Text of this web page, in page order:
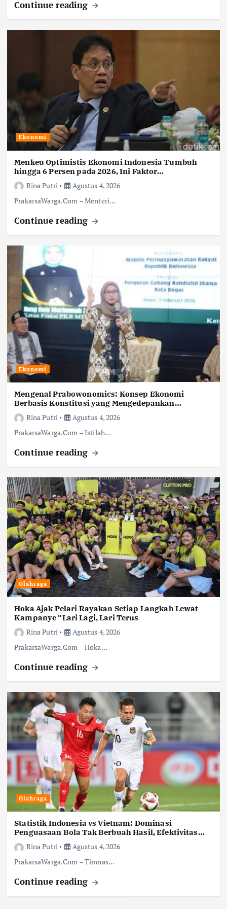
Continue reading
Ekonomi
Menkeu Optimistis Ekonomi Indonesia Tumbuh
hingga 6 Persen pada 2026, Ini Faktor
Pendorongnya
Rina Putri
Agustus 4, 2026
PrakarsaWarga.Com – Menteri…
Continue reading
Ekonomi
Mengenal Prabowonomics: Konsep Ekonomi
Berbasis Konstitusi yang Mengedepankan
Kesejahteraan Rakyat
Rina Putri
Agustus 4, 2026
PrakarsaWarga.Com – Istilah…
Continue reading
Olahraga
Hoka Ajak Pelari Rayakan Setiap Langkah Lewat
Kampanye “Lari Lagi, Lari Terus
Rina Putri
Agustus 4, 2026
PrakarsaWarga.Com – Hoka…
Continue reading
Olahraga
Statistik Indonesia vs Vietnam: Dominasi
Penguasaan Bola Tak Berbuah Hasil, Efektivitas
Vietnam Jadi Penentu
Rina Putri
Agustus 4, 2026
PrakarsaWarga.Com – Timnas…
Continue reading